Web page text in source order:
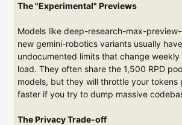
The "Experimental" Previews
Models like deep-research-max-
new gemini-robotics variants usually
undocumented limits that change
load. They often share the 1,500 RPD
models, but they will throttle your tokens
faster if you try to dump massive
The Privacy Trade-off